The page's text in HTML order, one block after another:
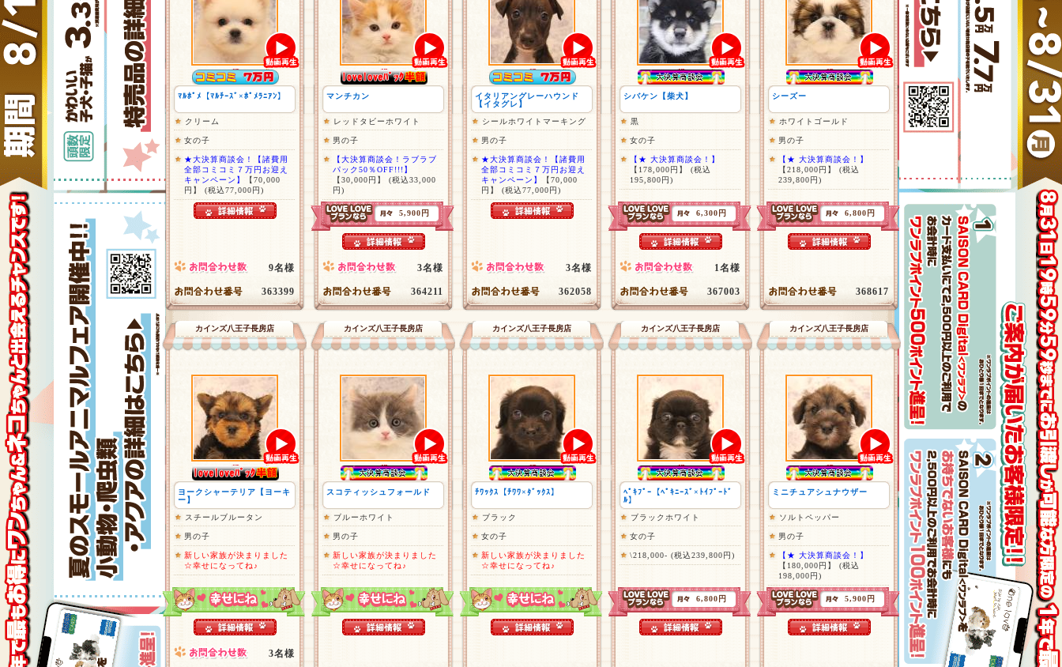
ﾏﾙﾎﾟﾒ【ﾏﾙﾁｰｽﾞ×ﾎﾟﾒﾗﾆｱﾝ】
クリーム
女の子
★大決算商談会！【諸費用
全部コミコミ７万円お迎え
キャンペーン】
【70,000
円】
(税込77,000円)
9名様
363399
マンチカン
レッドタビーホワイト
男の子
【大決算商談会！ラブラブ
パック50％OFF!!!】
【30,000円】
(税込33,000
円)
5,900円
3名様
364211
イタリアングレーハウンド
【イタグレ】
シールホワイトマーキング
男の子
★大決算商談会！【諸費用
全部コミコミ７万円お迎え
キャンペーン】
【70,000
円】
(税込77,000円)
3名様
362058
シバケン【柴犬】
黒
女の子
【★ 大決算商談会！】
【178,000円】
(税込
195,800円)
6,300円
1名様
367003
シーズー
ホワイトゴールド
男の子
【★ 大決算商談会！】
【218,000円】
(税込
239,800円)
6,800円
368617
カインズ八王子長房店
ヨークシャーテリア【ヨーキ
ー】
スチールブルータン
男の子
新しい家族が決まりました
☆幸せになってね♪
3名様
カインズ八王子長房店
スコティッシュフォールド
ブルーホワイト
男の子
新しい家族が決まりました
☆幸せになってね♪
カインズ八王子長房店
ﾁﾜｯｸｽ【ﾁﾜﾜ×ﾀﾞｯｸｽ】
ブラック
女の子
新しい家族が決まりました
☆幸せになってね♪
カインズ八王子長房店
ﾍﾟｷﾌﾟｰ【ﾍﾟｷﾆｰｽﾞ×ﾄｲﾌﾟｰﾄﾞ
ﾙ】
ブラックホワイト
女の子
\218,000- (税込239,800円)
6,800円
カインズ八王子長房店
ミニチュアシュナウザー
ソルトペッパー
男の子
【★ 大決算商談会！】
【180,000円】
(税込
198,000円)
5,900円